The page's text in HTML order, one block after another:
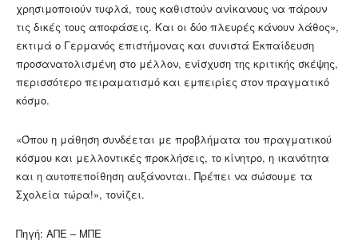
χρησιμοποιούν τυφλά, τους καθιστούν ανίκανους να πάρουν
τις δικές τους αποφάσεις. Και οι δύο πλευρές κάνουν λάθος»,
εκτιμά ο Γερμανός επιστήμονας και συνιστά Εκπαίδευση
προσανατολισμένη στο μέλλον, ενίσχυση της κριτικής σκέψης,
περισσότερο πειραματισμό και εμπειρίες στον πραγματικό
κόσμο.
«Όπου η μάθηση συνδέεται με προβλήματα του πραγματικού
κόσμου και μελλοντικές προκλήσεις, το κίνητρο, η ικανότητα
και η αυτοπεποίθηση αυξάνονται. Πρέπει να σώσουμε τα
Σχολεία τώρα!», τονίζει.
Πηγή: ΑΠΕ – ΜΠΕ